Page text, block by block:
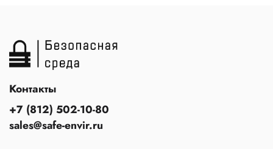
Контакты
+7 (812) 502-10-80
sales@safe-envir.ru